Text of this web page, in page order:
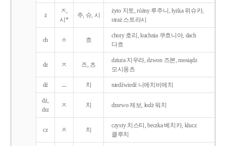
ż
ㅈ,
시*
주, 슈, 시
żyto 지토, różny 루주니, łyżka 위슈카,
straż 스트라시
ch ㅎ 흐
chory 호리, kuchnia 쿠흐니아, dach
다흐
dz ㅈ 즈, 츠
dziura 지우라, dzwon 즈본, mosiądz
모시옹츠
dź ㅡ 치 niedźwiedź 니에치비에치
dż,
drz
ㅈ 치 drzewo 제보, łodż 워치
cz ㅊ 치
czysty 치스티, beczka 베치카, klucz
클루치